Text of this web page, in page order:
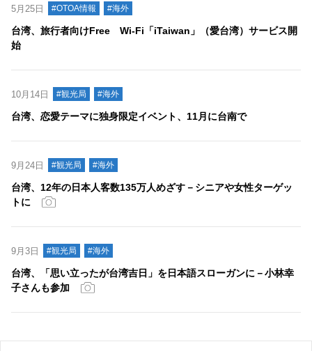
5月25日 #OTOA情報 #海外
台湾、旅行者向けFree Wi-Fi「iTaiwan」（愛台湾）サービス開
始
10月14日 #観光局 #海外
台湾、恋愛テーマに独身限定イベント、11月に台南で
9月24日 #観光局 #海外
台湾、12年の日本人客数135万人めざす－シニアや女性ターゲッ
トに
9月3日 #観光局 #海外
台湾、「思い立ったが台湾吉日」を日本語スローガンに－小林幸
子さんも参加